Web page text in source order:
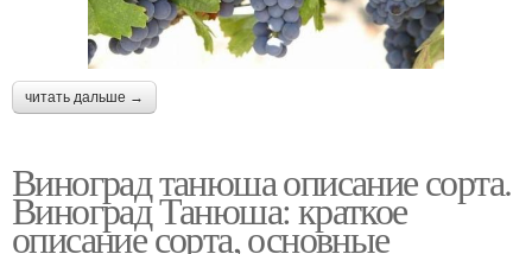
читать дальше →
Виноград танюша описание сорта.
Виноград Танюша: краткое
описание сорта, основные